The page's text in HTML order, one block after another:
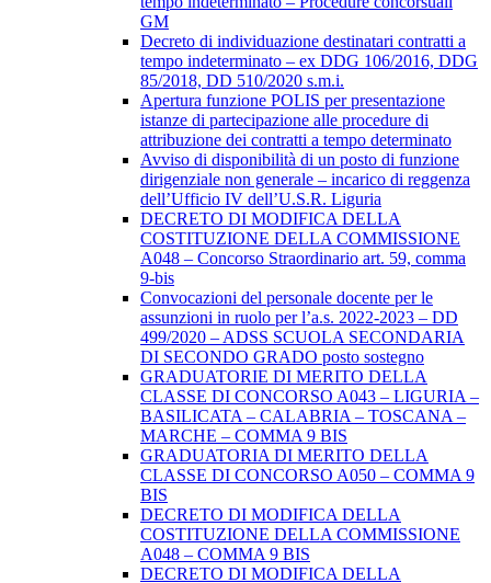
GM
Decreto di individuazione destinatari contratti a
tempo indeterminato – ex DDG 106/2016, DDG
85/2018, DD 510/2020 s.m.i.
Apertura funzione POLIS per presentazione
istanze di partecipazione alle procedure di
attribuzione dei contratti a tempo determinato
Avviso di disponibilità di un posto di funzione
dirigenziale non generale – incarico di reggenza
dell’Ufficio IV dell’U.S.R. Liguria
DECRETO DI MODIFICA DELLA
COSTITUZIONE DELLA COMMISSIONE
A048 – Concorso Straordinario art. 59, comma
9-bis
Convocazioni del personale docente per le
assunzioni in ruolo per l’a.s. 2022-2023 – DD
499/2020 – ADSS SCUOLA SECONDARIA
DI SECONDO GRADO posto sostegno
GRADUATORIE DI MERITO DELLA
CLASSE DI CONCORSO A043 – LIGURIA –
BASILICATA – CALABRIA – TOSCANA –
MARCHE – COMMA 9 BIS
GRADUATORIA DI MERITO DELLA
CLASSE DI CONCORSO A050 – COMMA 9
BIS
DECRETO DI MODIFICA DELLA
COSTITUZIONE DELLA COMMISSIONE
A048 – COMMA 9 BIS
DECRETO DI MODIFICA DELLA